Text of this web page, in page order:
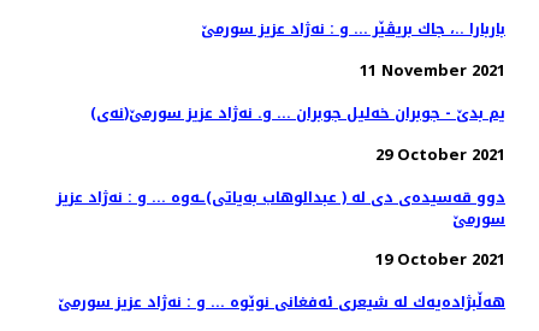
باربارا ..، جاك بریڤێر ... و : نه‌ژاد عزیز سورمێ
11 November 2021
(نه‌ی)یم بدێ - جوبران خه‌لیل جوبران ... و. نه‌ژاد عزیز سورمێ
29 October 2021
دوو قه‌سیده‌ی دی له‌ ( عبدالوهاب به‌یاتی)ـه‌وه ... و : نه‌ژاد عزیز
سورمێ
19 October 2021
هه‌ڵبژاده‌یه‌ك له‌ شیعری ئه‌فغانی نوێوه‌ ... و : نه‌ژاد عزیز سورمێ